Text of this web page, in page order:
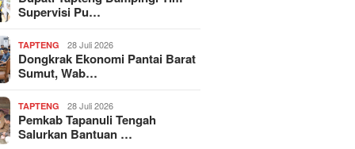
Supervisi Pu…
TAPTENG 28 Juli 2026
Dongkrak Ekonomi Pantai Barat
Sumut, Wab…
TAPTENG 28 Juli 2026
Pemkab Tapanuli Tengah
Salurkan Bantuan …